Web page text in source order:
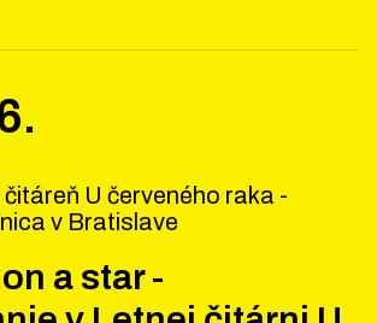
.
čitáreň U červeného raka -
v Bratislave
a star -